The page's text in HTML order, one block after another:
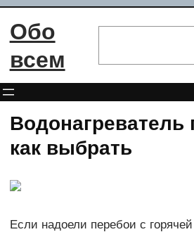
Перейти
Обо
всем
Водонагреватель
как выбрать
Если надоели перебои с